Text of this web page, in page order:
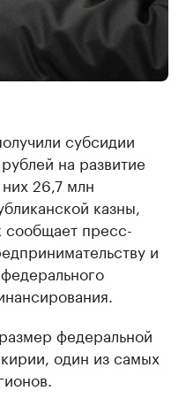
субсидии
на развитие
26,7 млн
казны,
сообщает пресс-
и
федеральной
один из самых